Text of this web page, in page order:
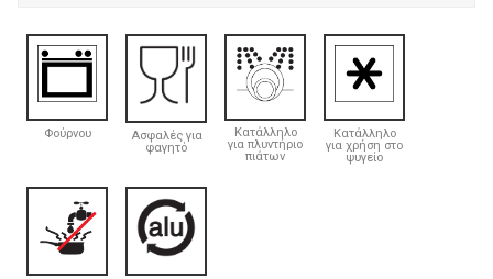
Φούρνου
Ασφαλές για
φαγητό
Κατάλληλο
για πλυντήριο
πιάτων
Κατάλληλο
για χρήση στο
ψυγείο